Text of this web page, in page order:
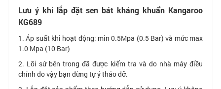
Lưu ý khi lắp đặt sen bát kháng khuẩn Kangaroo
KG689
1. Áp suất khi hoạt động: min 0.5Mpa (0.5 Bar) và mức max
1.0 Mpa (10 Bar)
2. Lõi sứ bên trong đã được kiểm tra và do nhà máy điều
chỉnh do vậy bạn đừng tự ý tháo dỡ.